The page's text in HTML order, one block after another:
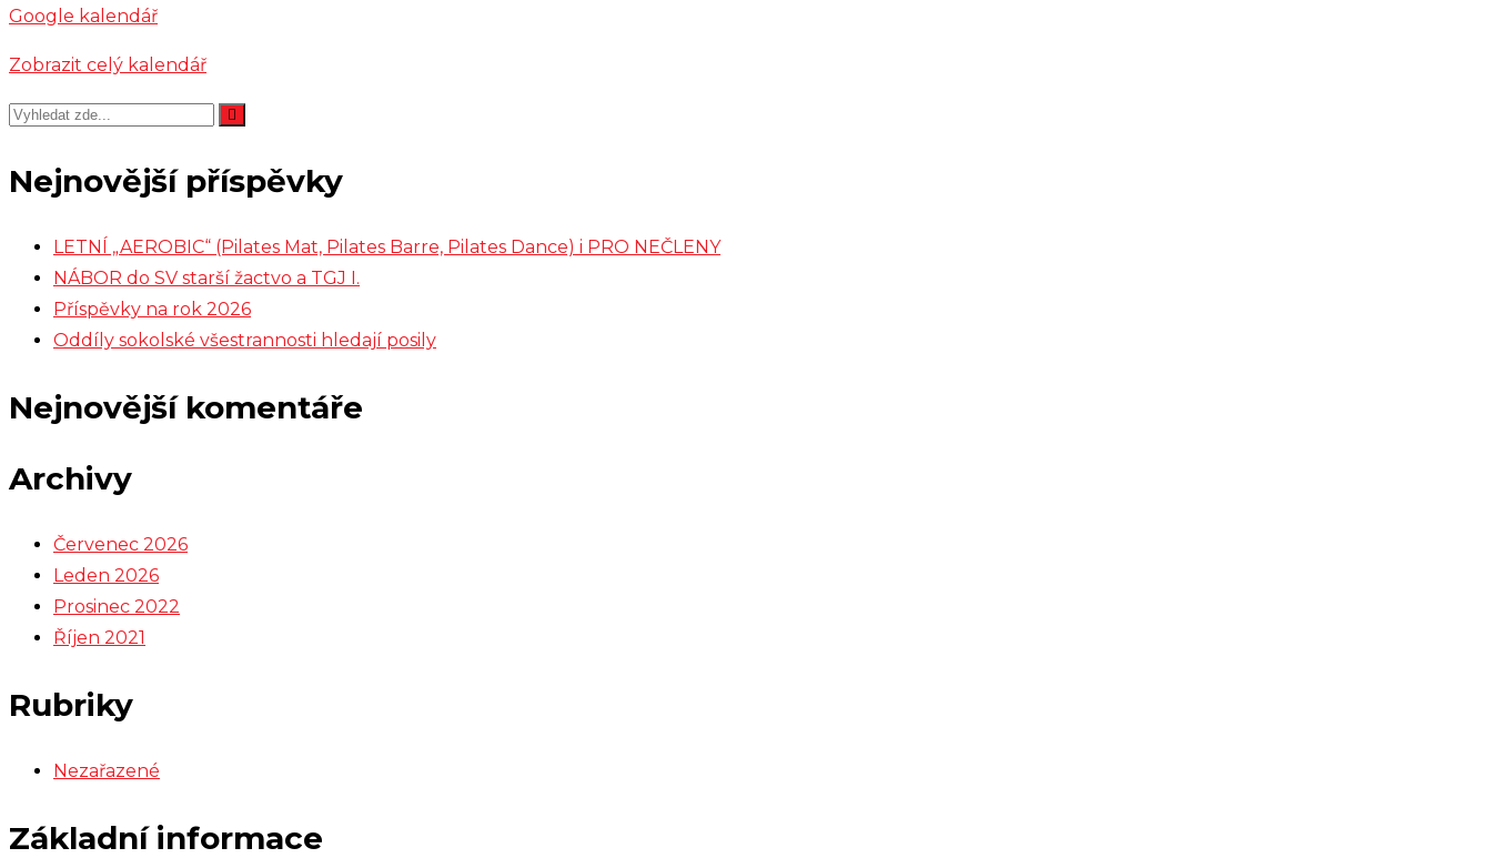
Google kalendář
Zobrazit celý kalendář
Nejnovější příspěvky
LETNÍ „AEROBIC“ (Pilates Mat, Pilates Barre, Pilates Dance) i PRO NEČLENY
NÁBOR do SV starší žactvo a TGJ I.
Příspěvky na rok 2026
Oddíly sokolské všestrannosti hledají posily
Nejnovější komentáře
Archivy
Červenec 2026
Leden 2026
Prosinec 2022
Říjen 2021
Rubriky
Nezařazené
Základní informace